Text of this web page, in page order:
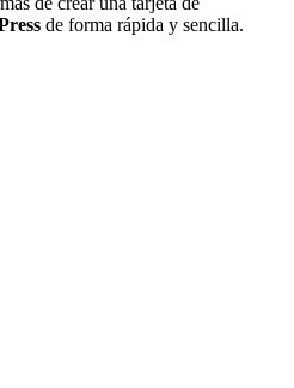
de forma rápida y sencilla.